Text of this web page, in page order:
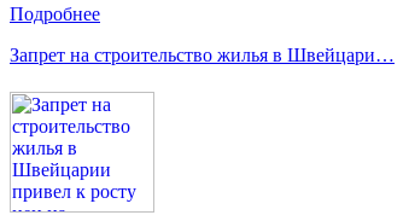
Подробнее
Запрет на строительство жилья в Швейцари…